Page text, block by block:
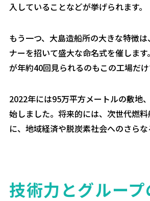
入していることなどが挙げられます。
もう一つ、大島造船所の大きな特徴
ナーを招いて盛大な命名式を催しま
が年約40回見られるのもこの工場だけ
2022年には95万平方メートルの敷地
始しました。将来的には、次世代燃
に、地域経済や脱炭素社会へのさらな
技術力とグルー